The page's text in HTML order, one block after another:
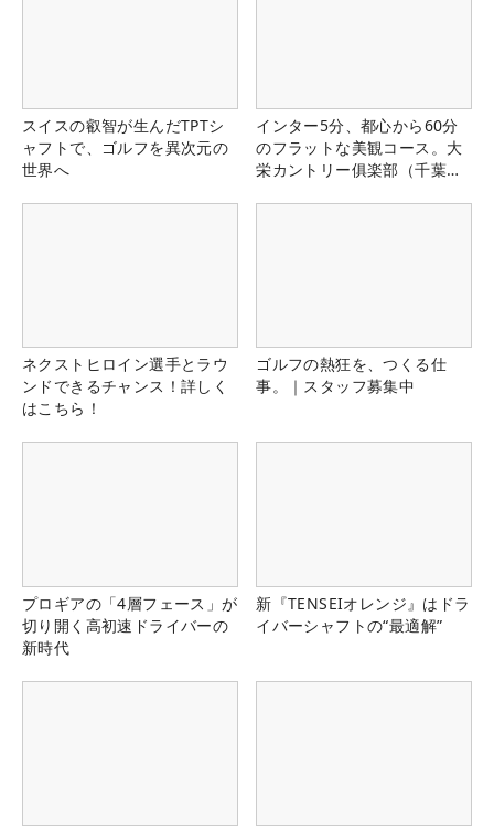
スイスの叡智が生んだTPTシ
ャフトで、ゴルフを異次元の
世界へ
インター5分、都心から60分
のフラットな美観コース。大
栄カントリー俱楽部（千葉
ネクストヒロイン選手とラウ
ンドできるチャンス！詳しく
はこちら！
ゴルフの熱狂を、つくる仕
事。｜スタッフ募集中
プロギアの「4層フェース」が
切り開く高初速ドライバーの
新時代
新『TENSEIオレンジ』はドラ
イバーシャフトの“最適解”